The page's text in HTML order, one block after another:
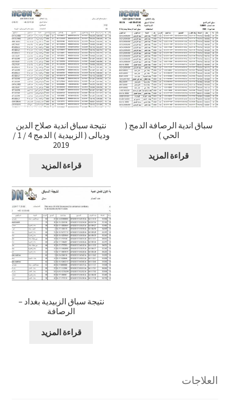
نتيجة سباق اندية صلاح الدين
وديالى ( الزبيدية ) الدمج 4 / 1 /
2019
قراءة المزيد
سباق اندية الرصافة الدمج (
الحي )
قراءة المزيد
نتيجة سباق الزبيدية بغداد –
الرصافة
قراءة المزيد
العلاجات